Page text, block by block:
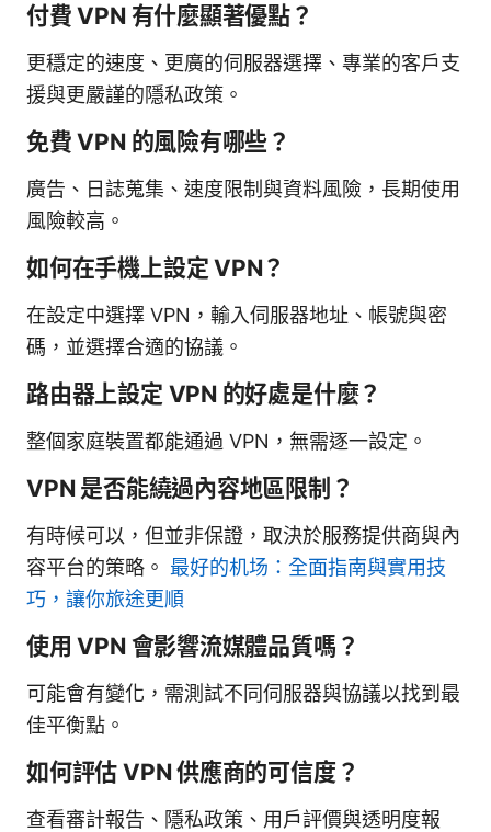
付費 VPN 有什麼顯著優點？
更穩定的速度、更廣的伺服器選擇、專業的客戶支
援與更嚴謹的隱私政策。
免費 VPN 的風險有哪些？
廣告、日誌蒐集、速度限制與資料風險，長期使用
風險較高。
如何在手機上設定 VPN？
在設定中選擇 VPN，輸入伺服器地址、帳號與密
碼，並選擇合適的協議。
路由器上設定 VPN 的好處是什麼？
整個家庭裝置都能通過 VPN，無需逐一設定。
VPN 是否能繞過內容地區限制？
有時候可以，但並非保證，取決於服務提供商與內
容平台的策略。 最好的机场：全面指南與實用技
巧，讓你旅途更順
使用 VPN 會影響流媒體品質嗎？
可能會有變化，需測試不同伺服器與協議以找到最
佳平衡點。
如何評估 VPN 供應商的可信度？
查看審計報告、隱私政策、用戶評價與透明度報